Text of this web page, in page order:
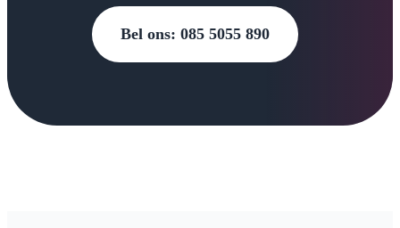
Bel ons: 085 5055 890